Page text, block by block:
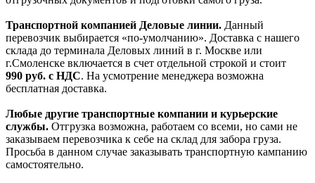
Транспортной компанией Деловые линии. Данный
перевозчик выбирается «по-умолчанию». Доставка с нашего
склада до терминала Деловых линий в г. Москве или
г.Смоленске включается в счет отдельной строкой и стоит
990 руб. с НДС. На усмотрение менеджера возможна
бесплатная доставка.
Любые другие транспортные компании и курьерские
службы. Отгрузка возможна, работаем со всеми, но сами не
заказываем перевозчика к себе на склад для забора груза.
Просьба в данном случае заказывать транспортную кампанию
самостоятельно.